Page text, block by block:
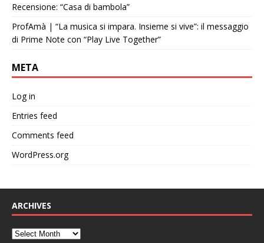
Recensione: “Casa di bambola”
ProfAmà | “La musica si impara. Insieme si vive”: il messaggio
di Prime Note con “Play Live Together”
META
Log in
Entries feed
Comments feed
WordPress.org
ARCHIVES